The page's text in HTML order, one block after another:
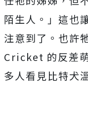
陌生人。」這也
注意到了。也許
Cricket 的反差
多人看見比特犬